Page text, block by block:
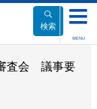
検索
MENU
査会 議事要